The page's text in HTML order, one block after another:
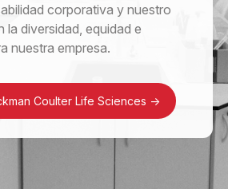
corporativa y nuestro
la diversidad, equidad e
nuestra empresa.
Coulter Life Sciences ->